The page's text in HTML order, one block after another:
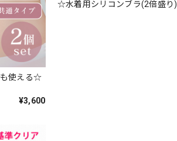
も使える☆
¥3,600
☆水着用シリコンブラ(2倍盛り)